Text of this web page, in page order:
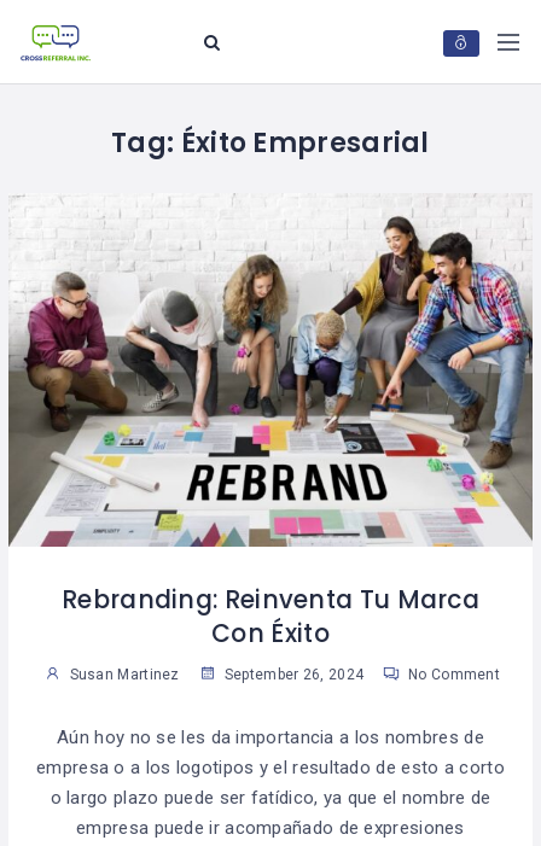
Tag: Éxito Empresarial
Rebranding: Reinventa Tu Marca
Con Éxito
Susan Martinez September 26, 2024 No Comment
Aún hoy no se les da importancia a los nombres de
empresa o a los logotipos y el resultado de esto a corto
o largo plazo puede ser fatídico, ya que el nombre de
empresa puede ir acompañado de expresiones